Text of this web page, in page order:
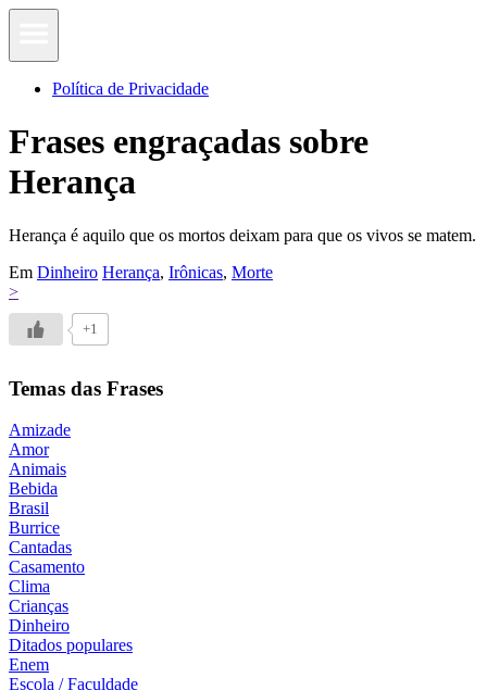
Política de Privacidade
Frases engraçadas sobre
Herança
Herança é aquilo que os mortos deixam para que os vivos se matem.
Em Dinheiro Herança, Irônicas, Morte
>
+1
Temas das Frases
Amizade
Amor
Animais
Bebida
Brasil
Burrice
Cantadas
Casamento
Clima
Crianças
Dinheiro
Ditados populares
Enem
Escola / Faculdade